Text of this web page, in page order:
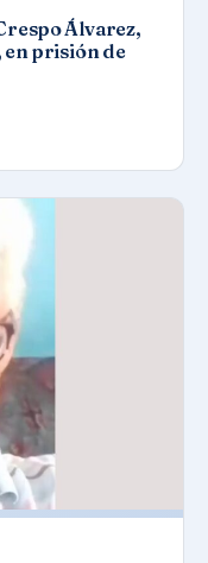
Álvarez,
prisión de